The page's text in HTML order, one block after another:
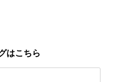
はこちら